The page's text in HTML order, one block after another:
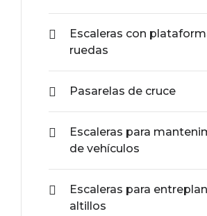
Escaleras con
ruedas
Pasarelas de cruce
Escaleras para
de vehículos
Escaleras para
altillos